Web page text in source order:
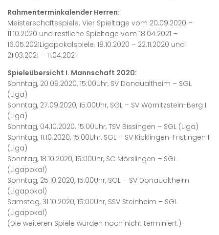
Rahmenterminkalender Herren:
Meisterschaftsspiele: Vier Spieltage vom 20.09.2020 –
11.10.2020 und restliche Spieltage vom 18.04.2021 –
16.05.2021Ligapokalspiele: 18.10.2020 – 22.11.2020 und
21.03.2021 – 11.04.2021
Spieleübersicht I. Mannschaft 2020:
Sonntag, 20.09.2020, 15:00Uhr, SV Donaualtheim – SGL
(Liga)
Sonntag, 27.09.2020, 15:00Uhr, SGL – SV Wörnitzstein-Berg II
(Liga)
Sonntag, 04.10.2020, 15:00Uhr, TSV Bissingen – SGL (Liga)
Sonntag, 11.10.2020, 15:00Uhr, SGL – SV Kicklingen-Fristingen II
(Liga)
Sonntag, 18.10.2020, 15:00Uhr, SC Mörslingen – SGL
(Ligapokal)
Sonntag, 25.10.2020, 15:00Uhr, SGL – SV Donaualtheim
(Ligapokal)
Samstag, 31.10.2020, 15:00Uhr, SSV Steinheim – SGL
(Ligapokal)
(Die weiteren Spiele wurden noch nicht terminiert.)